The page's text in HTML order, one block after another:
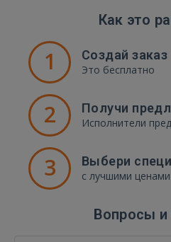
Как это
1 Создай заказ
Это бесплатно
2 Получи
Исполнители
3 Выбери
с лучшими
Вопросы